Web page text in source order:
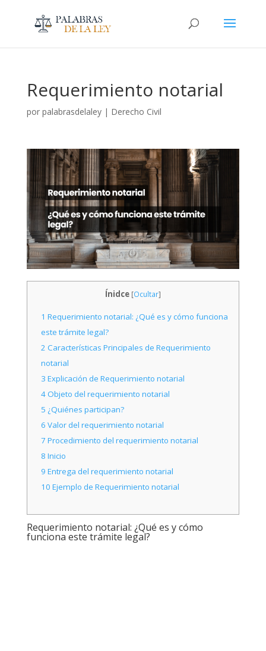
Requerimiento notarial
por palabrasdelaley| Derecho Civil
Ínidce [Ocultar]
1 Requerimiento notarial: ¿Qué es y cómo funciona
este trámite legal?
2 Características Principales de Requerimiento
notarial
3 Explicación de Requerimiento notarial
4Objeto del requerimiento notarial
5 ¿Quiénes participan?
6 Valor del requerimiento notarial
7 Procedimiento del requerimiento notarial
8 Inicio
9 Entrega del requerimiento notarial
10 Ejemplo de Requerimiento notarial
Requerimiento notarial: ¿Qué es y cómo
funciona este trámite legal?